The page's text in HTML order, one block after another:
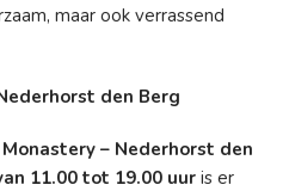
maar ook verrassend
den Berg
– Nederhorst den
11.00 tot 19.00 uur is er